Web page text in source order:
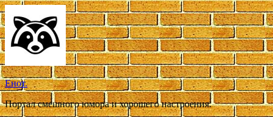
Перейти
к
содержимому
Енот.
Портал смешного юмора и хорошего настроения.